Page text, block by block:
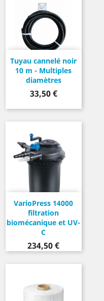
Tuyau cannelé noir
10 m - Multiples
diamètres
Prix
33,50 €
VarioPress 14000
filtration
biomécanique et UV-
C
Prix
234,50 €